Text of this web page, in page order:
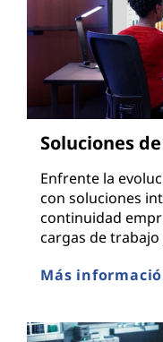
Soluciones
Enfrente la
con soluciones
continuidad
cargas de
Más